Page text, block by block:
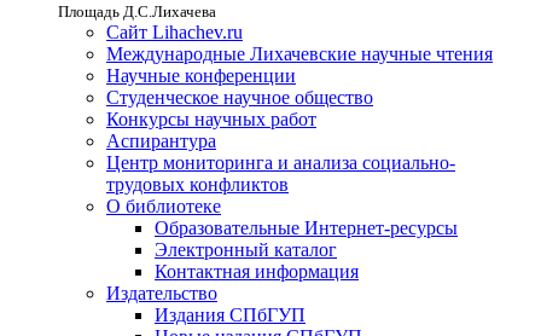
Площадь Д.С.Лихачева
Сайт Lihachev.ru
Международные Лихачевские научные чтения
Научные конференции
Студенческое научное общество
Конкурсы научных работ
Аспирантура
Центр мониторинга и анализа социально-
трудовых конфликтов
О библиотеке
Образовательные Интернет-ресурсы
Электронный каталог
Контактная информация
Издательство
Издания СПбГУП